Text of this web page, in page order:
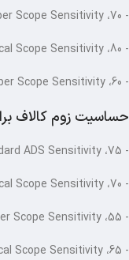
- Sniper Scope Sensitivity ،70
- 3x Tactical Scope Sensitivity ،80
- 6x Sniper Scope Sensitivity ،60
حساسیت زوم کالاف
- Standard ADS Sensitivity ،75
- Tactical Scope Sensitivity ،70
- Sniper Scope Sensitivity ،55
- 3x Tactical Scope Sensitivity ،65